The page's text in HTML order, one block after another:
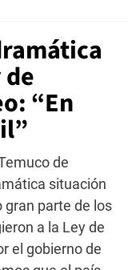
“En
de
situación
gran parte de los
a la Ley de
el gobierno de